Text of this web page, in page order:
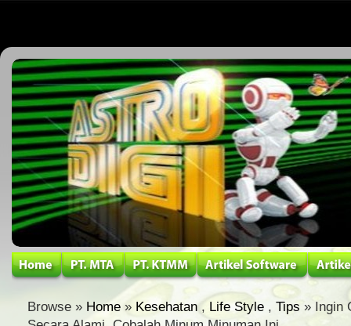
Browse » Home » Kesehatan , Life Style , Tips » Ingin